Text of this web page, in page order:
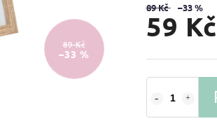
89 Kč
–33 %
89 Kč –33 %
59 Kč